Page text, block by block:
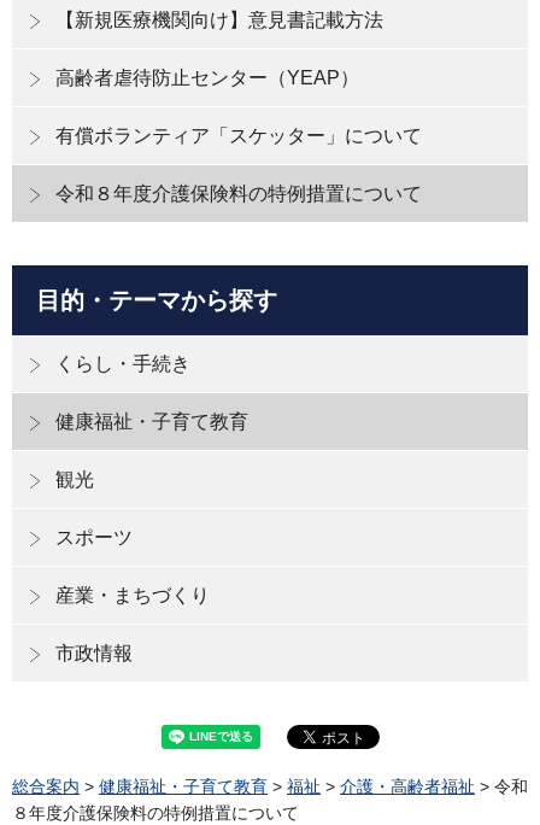
【新規医療機関向け】意見書記載方法
高齢者虐待防止センター（YEAP）
有償ボランティア「スケッター」について
令和８年度介護保険料の特例措置について
目的・テーマから探す
くらし・手続き
健康福祉・子育て教育
観光
スポーツ
産業・まちづくり
市政情報
総合案内 > 健康福祉・子育て教育 > 福祉 > 介護・高齢者福祉 > 令和
８年度介護保険料の特例措置について